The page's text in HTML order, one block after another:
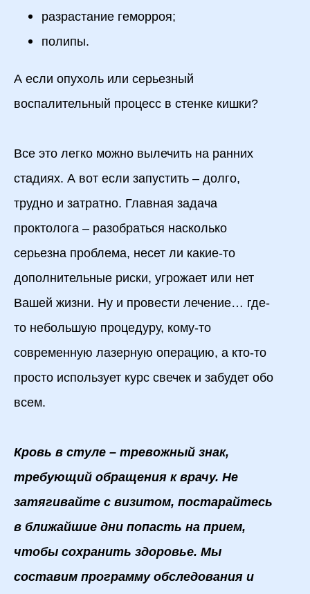
разрастание геморроя;
полипы.
А если опухоль или серьезный
воспалительный процесс в стенке кишки?
Все это легко можно вылечить на ранних
стадиях. А вот если запустить – долго,
трудно и затратно. Главная задача
проктолога – разобраться насколько
серьезна проблема, несет ли какие-то
дополнительные риски, угрожает или нет
Вашей жизни. Ну и провести лечение… где-
то небольшую процедуру, кому-то
современную лазерную операцию, а кто-то
просто использует курс свечек и забудет обо
всем.
Кровь в стуле – тревожный знак,
требующий обращения к врачу. Не
затягивайте с визитом, постарайтесь
в ближайшие дни попасть на прием,
чтобы сохранить здоровье. Мы
составим программу обследования и